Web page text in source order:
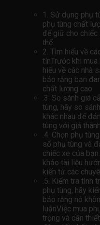
1. Sử dụng phụ
phụ tùng chất
để giữ cho
thể.
2. Tìm hiểu về
tínTrước khi
hiểu về các nhà
bảo rằng bạn
chất lượng cao
.3. So sánh giá
tùng, hãy so
khác nhau để
tùng với giá
.4. Chọn phụ
số phụ tùng và
chiếc xe của
khảo tài liệu
kiến ​​từ các
.5. Kiểm tra tình
phụ tùng, hãy
bảo rằng nó
luậnViệc mua
trọng và cần